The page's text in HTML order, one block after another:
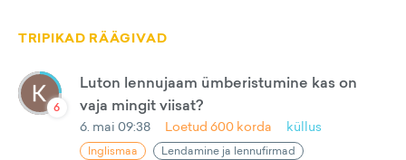
TRIPIKAD RÄÄGIVAD
6
Luton lennujaam ümberistumine kas on
vaja mingit viisat?
6. mai 09:38 Loetud 600 korda küllus
Inglismaa Lendamine ja lennufirmad